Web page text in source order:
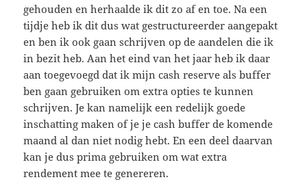
gehouden en herhaalde ik dit zo af en toe. Na een
tijdje heb ik dit dus wat gestructureerder aangepakt
en ben ik ook gaan schrijven op de aandelen die ik
in bezit heb. Aan het eind van het jaar heb ik daar
aan toegevoegd dat ik mijn cash reserve als buffer
ben gaan gebruiken om extra opties te kunnen
schrijven. Je kan namelijk een redelijk goede
inschatting maken of je je cash buffer de komende
maand al dan niet nodig hebt. En een deel daarvan
kan je dus prima gebruiken om wat extra
rendement mee te genereren.